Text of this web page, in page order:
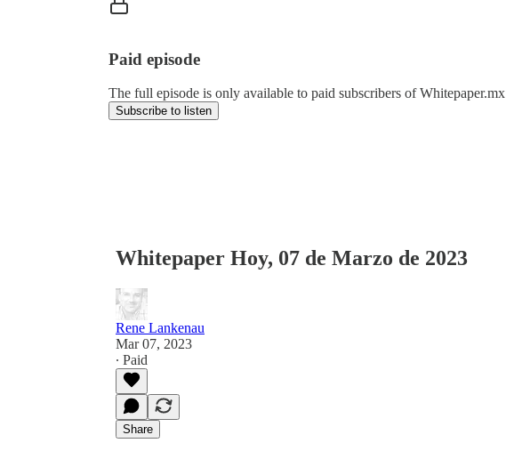
Paid episode
The full episode is only available to paid subscribers of Whitepaper.mx
Subscribe to listen
Whitepaper Hoy, 07 de Marzo de 2023
Rene Lankenau
Mar 07, 2023
∙ Paid
Share